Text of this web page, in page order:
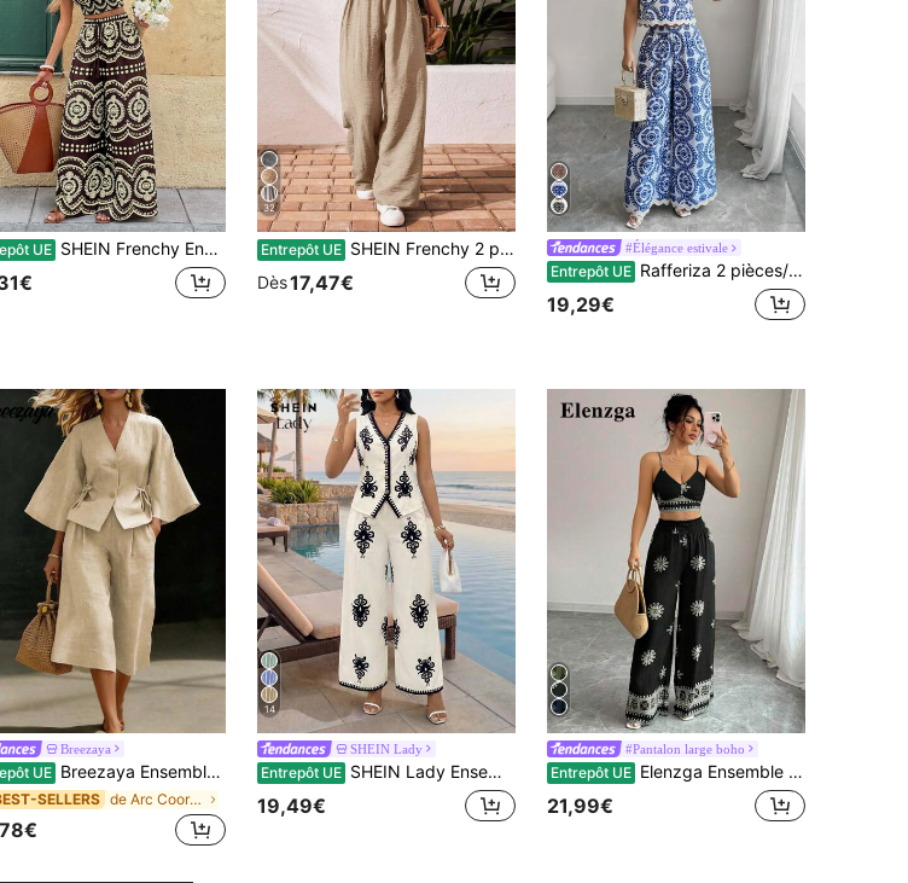
UE SHEIN Frenchy Ensemble 2 pièces pour femmes vacances décontracté avec top tube court imprimé intégral et pantalon large
32
Entrepôt UE SHEIN Frenchy 2 pièces/Set Top décontracté sans manches et pantalon pour femmes, Été
Dès17,47€
#Élégance estivale
Entrepôt UE Rafferiza 2 pièces/Set Top sans manches à col rond avec motif plante et pantalon pour femme
19,29€
Breezaya
UE Breezaya Ensemble 2 pièces décontracté de vacances à la plage, composé d'un cardigan à manches évasées avec nœud décoratif et d'un pantalon large, en fibre de bambou texturée confortable couleur abricot
SELLERS de Arc Coordonnées féminines
14
SHEIN Lady
Entrepôt UE SHEIN Lady Ensemble élégant pour femmes, ensemble d'été pour femmes
19,49€
#Pantalon large boho
Entrepôt UE Elenzga Ensemble de 2 pièces, un top court avec dos nu à bretelles et imprimé vert, et un pantalon décontracté de style vacances
21,99€